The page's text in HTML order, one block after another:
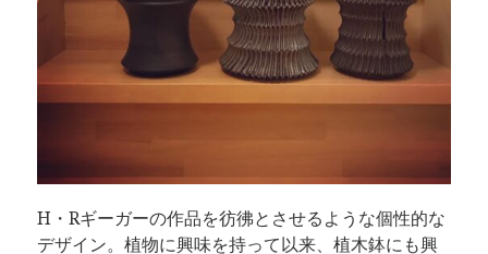
H・Rギーガーの作品を彷彿とさせるような個性的な
デザイン。植物に興味を持って以来、植木鉢にも興